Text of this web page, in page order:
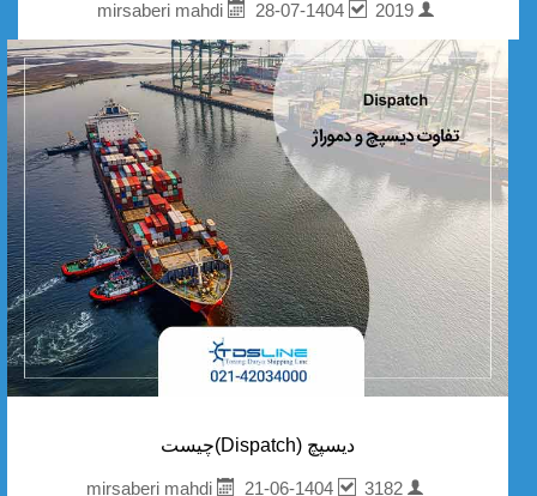
mirsaberi mahdi
28-07-1404 2019
دیسپچ (Dispatch)چیست
mirsaberi mahdi
21-06-1404 3182